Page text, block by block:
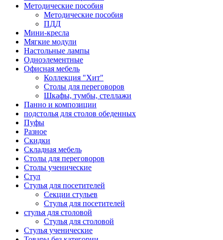
Методические пособия
Методические пособия
ПДД
Мини-кресла
Мягкие модули
Настольные лампы
Одноэлементные
Офисная мебель
Коллекция "Хит"
Столы для переговоров
Шкафы, тумбы, стеллажи
Панно и композиции
подстолья для столов обеденных
Пуфы
Разное
Скидки
Складная мебель
Столы для переговоров
Столы ученические
Стул
Стулья для посетителей
Секции стульев
Стулья для посетителей
стулья для столовой
Стулья для столовой
Стулья ученические